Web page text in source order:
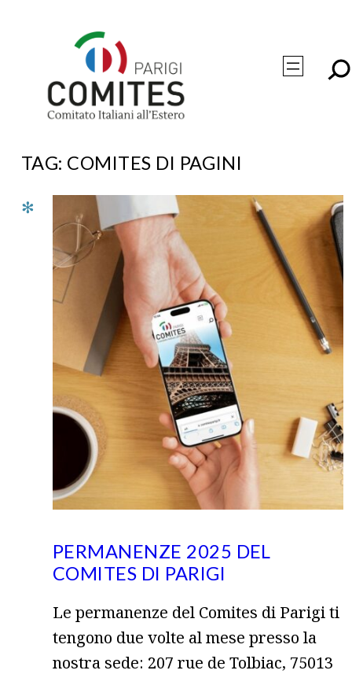
TAG: COMITES DI PAGINI
PERMANENZE 2025 DEL
COMITES DI PARIGI
Le permanenze del Comites di Parigi ti
tengono due volte al mese presso la
nostra sede: 207 rue de Tolbiac, 75013